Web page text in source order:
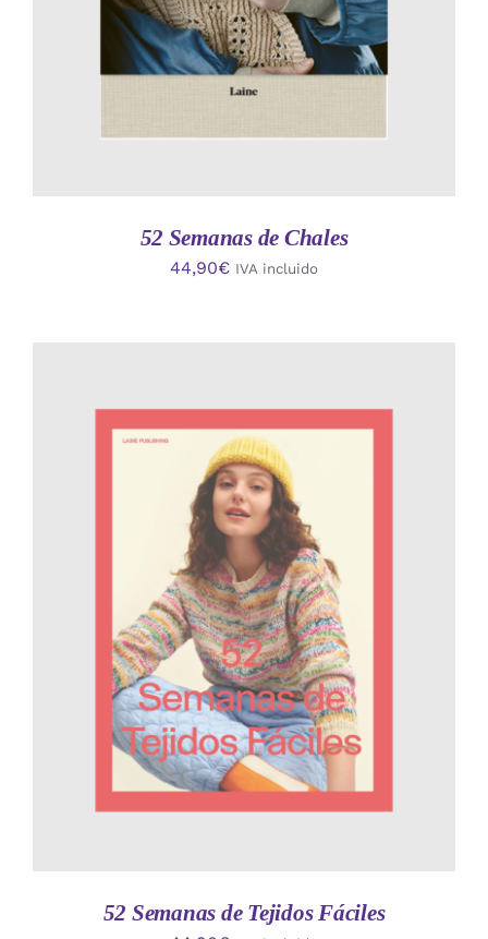
52 Semanas de Chales
44,90€ IVA incluido
AÑADIR AL CARRITO
/
DETALLES
52 Semanas de Tejidos Fáciles